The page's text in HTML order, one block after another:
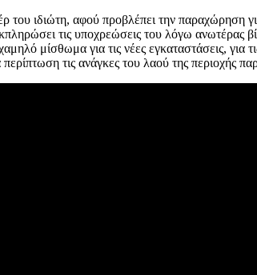
ιδιώτη, αφού προβλέπει την παραχώρηση
τις υποχρεώσεις του λόγω
μίσθωμα για τις νέες εγκαταστάσεις,
τις ανάγκες του λαού της περιοχής